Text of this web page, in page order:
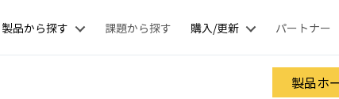
製品から探す 課題から探す 購入/更新 パートナー
製品ホ